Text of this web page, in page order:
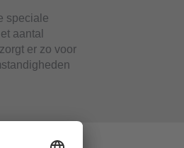
speciale
aantal
er zo voor